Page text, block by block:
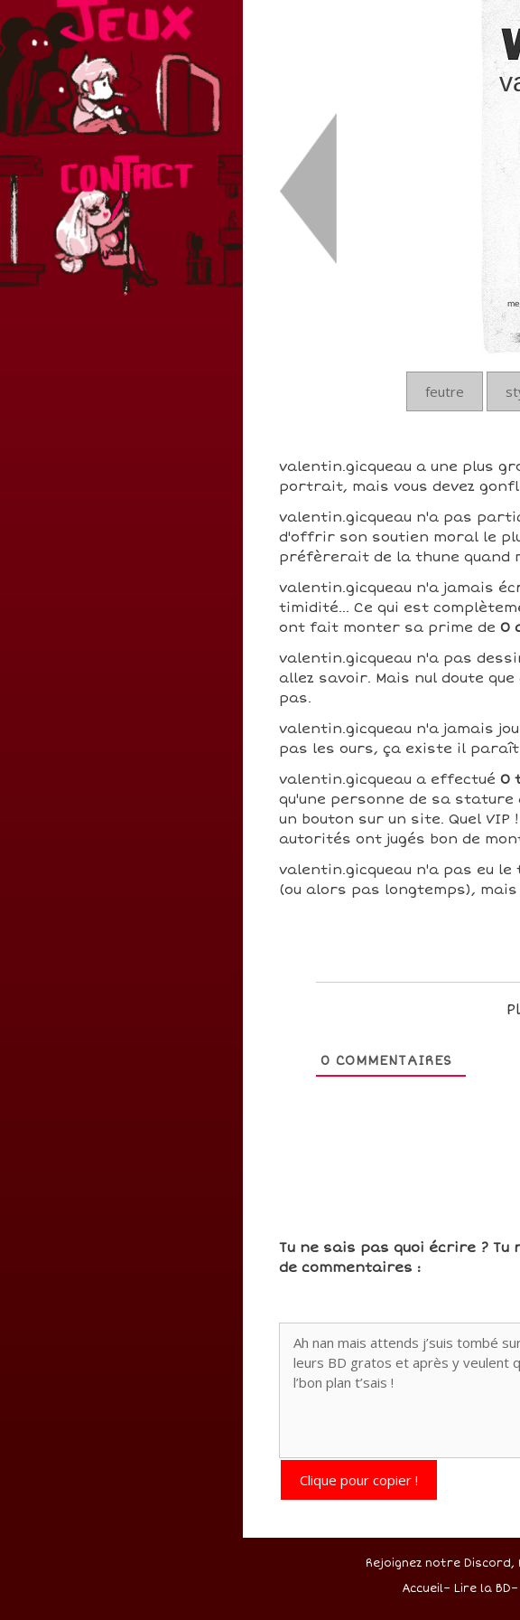
feutre
valentin.gicqueau a une plus
portrait, mais vous devez
valentin.gicqueau n'a pas
d'offrir son soutien moral le
préfèrerait de la thune quand
valentin.gicqueau n'a jamais
timidité... Ce qui est
ont fait monter sa prime de 0
valentin.gicqueau n'a pas
allez savoir. Mais nul doute
pas.
valentin.gicqueau n'a jamais
pas les ours, ça existe il
valentin.gicqueau a effectué 0
qu'une personne de sa
un bouton sur un site. Quel
autorités ont jugés bon de
valentin.gicqueau n'a pas eu le
(ou alors pas longtemps),
0 COMMENTAIRES
Tu ne sais pas quoi écrire ?
de commentaires :
Clique pour copier !
Rejoignez notre Discord,
Accueil– Lire la BD–